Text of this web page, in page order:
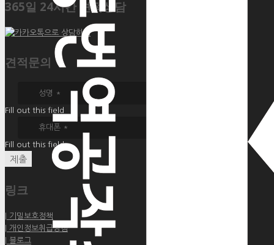
365일 24시간 견적상담
견적문의
Fill out this field
Fill out this field
제출
링크
| 기밀보호정책
| 개인정보취급방침
| 블로그